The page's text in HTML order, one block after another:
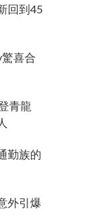
回到45
喜合
青龍
勤族的
外引爆